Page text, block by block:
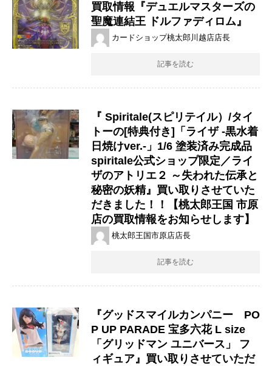
買取情報『デュエルマスターズの
聖魔連結王 ​ドルファディロム』
カードショップ桃太郎川越店店長
記事を読む
『 Spiritale(スピリテイル）/タイ
トーの[特典付き]「ライザ ​-黒水着
日焼けver.-」1/6 ​塗装済み完成品 ​
spiritale公式ショップ限定／ライ
ザのアトリエ２ ​～失われた伝承と
秘密の妖精』買い取りさせていた
だきました！！【桃太郎王国 市原
店の買取情報をお知らせします】
桃太郎王国市原店店長
記事を読む
『グッドスマイルカンパニー PO
P UP PARADE 宝多六花 L size
「グリッドマン ユニバース」 フ
ィギュア』買い取りさせていただ